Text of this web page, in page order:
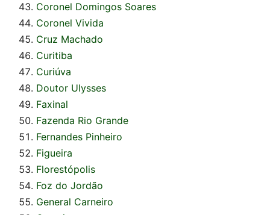
Coronel Domingos Soares
Coronel Vivida
Cruz Machado
Curitiba
Curiúva
Doutor Ulysses
Faxinal
Fazenda Rio Grande
Fernandes Pinheiro
Figueira
Florestópolis
Foz do Jordão
General Carneiro